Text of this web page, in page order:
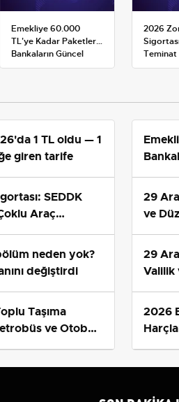
Emekliye 60.000
TL'ye Kadar Paketler:
Bankaların Güncel
Promosyon ve Ek
2026
Çoklu
1 TL oldu — 1
giren tarife
SEDDK
Araç
neden yok?
değiştirdi
Taşıma
ve Otobüs
29
ve
29
Valilik
2026